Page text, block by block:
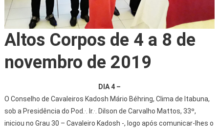
Altos Corpos de 4 a 8 de
novembro de 2019
DIA 4 –
O Conselho de Cavaleiros Kadosh Mário Béhring, Clima de Itabuna,
sob a Presidência do Pod.·. Ir.·. Dilson de Carvalho Mattos, 33º,
iniciou no Grau 30 – Cavaleiro Kadosh -, logo após comunicar-lhes o